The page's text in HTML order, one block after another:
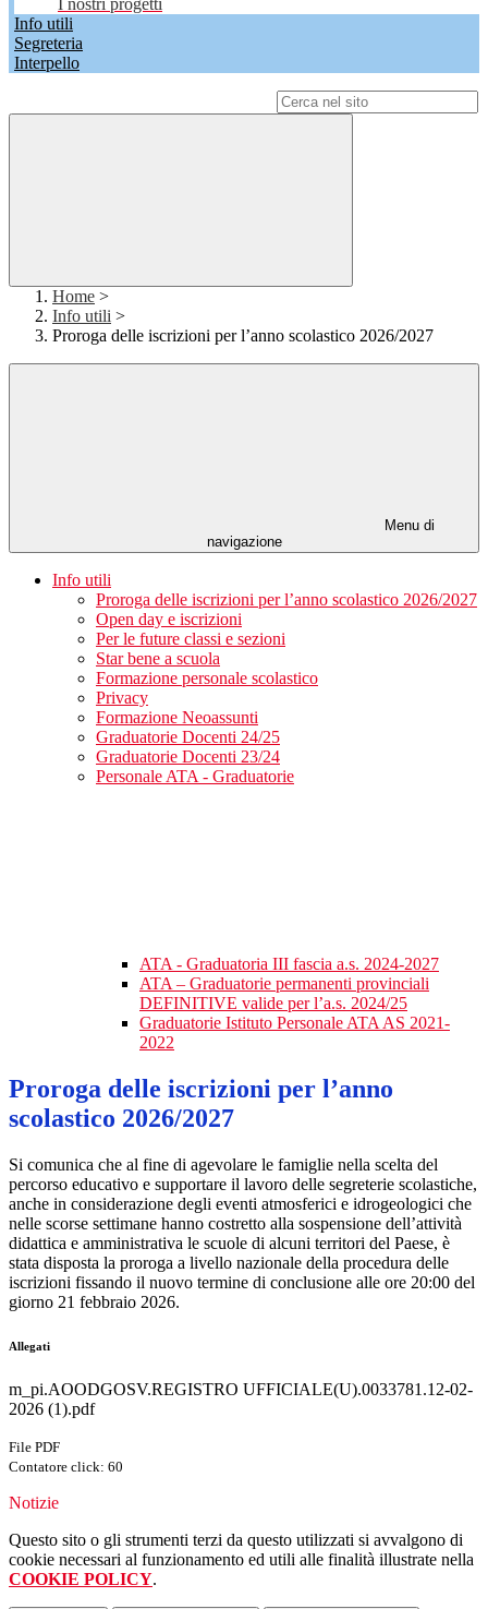
I nostri progetti
Info utili
Segreteria
Interpello
Home >
Info utili >
Proroga delle iscrizioni per l’anno scolastico 2026/2027
Menu di
navigazione
Info utili
Proroga delle iscrizioni per l’anno scolastico 2026/2027
Open day e iscrizioni
Per le future classi e sezioni
Star bene a scuola
Formazione personale scolastico
Privacy
Formazione Neoassunti
Graduatorie Docenti 24/25
Graduatorie Docenti 23/24
Personale ATA - Graduatorie
ATA - Graduatoria III fascia a.s. 2024-2027
ATA – Graduatorie permanenti provinciali
DEFINITIVE valide per l’a.s. 2024/25
Graduatorie Istituto Personale ATA AS 2021-
2022
Proroga delle iscrizioni per l’anno
scolastico 2026/2027
Si comunica che al fine di agevolare le famiglie nella scelta del
percorso educativo e supportare il lavoro delle segreterie scolastiche,
anche in considerazione degli eventi atmosferici e idrogeologici che
nelle scorse settimane hanno costretto alla sospensione dell’attività
didattica e amministrativa le scuole di alcuni territori del Paese, è
stata disposta la proroga a livello nazionale della procedura delle
iscrizioni fissando il nuovo termine di conclusione alle ore 20:00 del
giorno 21 febbraio 2026.
Allegati
m_pi.AOODGOSV.REGISTRO UFFICIALE(U).0033781.12-02-
2026 (1).pdf
File PDF
Contatore click: 60
Notizie
Questo sito o gli strumenti terzi da questo utilizzati si avvalgono di
cookie necessari al funzionamento ed utili alle finalità illustrate nella
COOKIE POLICY.